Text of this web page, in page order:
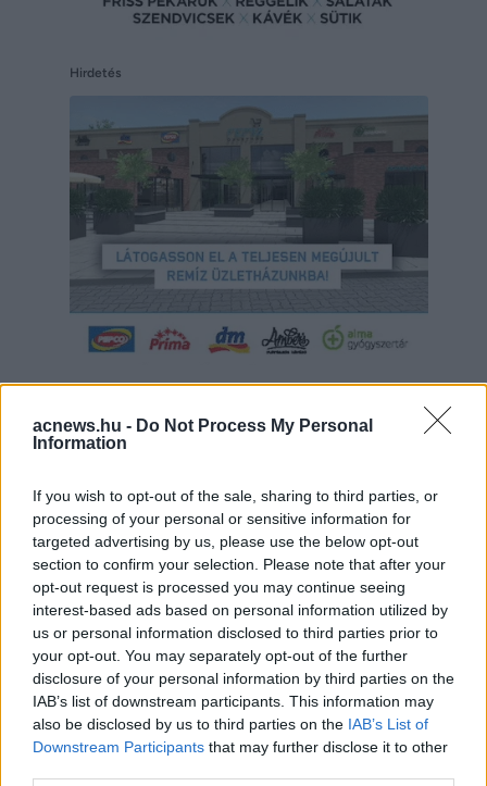
acnews.hu - Do Not Process My Personal
Information
If you wish to opt-out of the sale, sharing to third parties, or
processing of your personal or sensitive information for
targeted advertising by us, please use the below opt-out
section to confirm your selection. Please note that after your
opt-out request is processed you may continue seeing
interest-based ads based on personal information utilized by
us or personal information disclosed to third parties prior to
your opt-out. You may separately opt-out of the further
disclosure of your personal information by third parties on the
IAB’s list of downstream participants. This information may
also be disclosed by us to third parties on the IAB’s List of
Downstream Participants that may further disclose it to other
Hirdetés
Hirdetés